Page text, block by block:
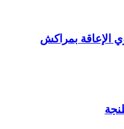
الإعاقة بمراكش